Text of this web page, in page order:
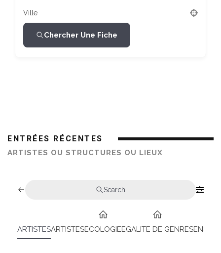
Ville
Chercher Une Fiche
ENTRÉES RÉCENTES
ARTISTES OU STRUCTURES OU LIEUX
Search
ARTISTESARTISTESECOLOGIEEGALITE DE GENRES